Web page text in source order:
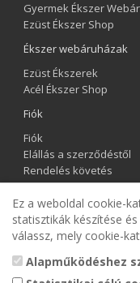
Gyermek Ékszer
Ezüst Ékszer Shop
Ékszer webáruházak
Ezüst Ékszerek
Acél Ékszer Shop
Fiók
Fiók
Elállás a szerződéstől
Rendelés követés
Kívánságlista
Hírlevél
Gyermek Ékszer Shop
Ez a weboldal cookie-
statisztikák készítése
válassz, mely cookie-
Alapműködéshez